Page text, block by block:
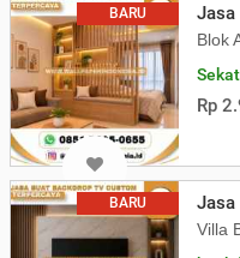
BARU Jasa
Blok
Rp
BARU Jasa
Villa